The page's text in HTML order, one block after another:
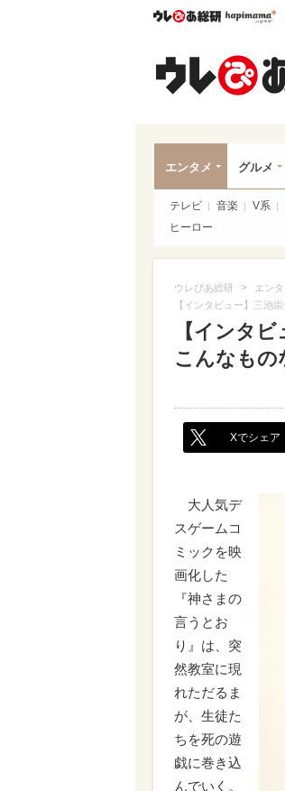
ウレぴあ
エンタメ グルメ
テレビ 音楽 V系
ヒーロー
ウレぴあ総研 > エン
【インタビュー】三池
【インタ
こんなもの
Xでシェア
大人気デ
スゲームコ
ミックを映
画化した
『神さまの
言うとお
り』は、突
然教室に現
れただるま
が、生徒た
ちを死の遊
戯に巻き込
んでいく。